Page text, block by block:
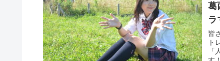
葛
ラ
皆
ト